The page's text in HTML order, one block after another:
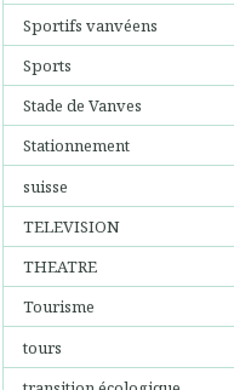
Sportifs vanvéens
Sports
Stade de Vanves
Stationnement
suisse
TELEVISION
THEATRE
Tourisme
tours